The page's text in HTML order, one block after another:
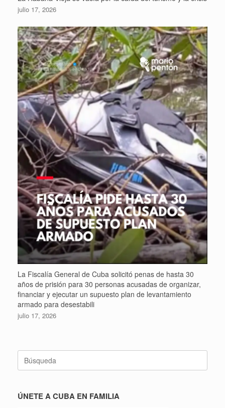
julio 17, 2026
La Fiscalía General de Cuba solicitó penas de hasta 30
años de prisión para 30 personas acusadas de organizar,
financiar y ejecutar un supuesto plan de levantamiento
armado para desestabili
julio 17, 2026
Buscar:
ÚNETE A CUBA EN FAMILIA